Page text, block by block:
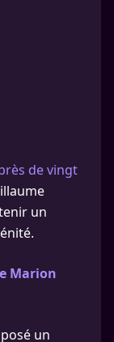
de vingt
un
Marion
un